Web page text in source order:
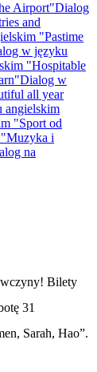
Airport"Dialog
and
"Pastime
w języku
"Hospitable
Dialog w
all year
angielskim
"Sport od
i
na
Bilety
31
Sarah, Hao”.